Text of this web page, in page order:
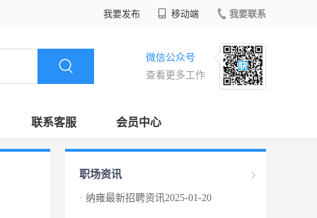
我要发布 移动端 我要联系
微信公众号
查看更多工作
联系客服 会员中心
职场资讯
· 纳雍最新招聘资讯2025-01-20